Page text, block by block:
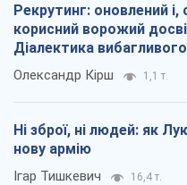
Рекрутинг: оновлений і,
корисний ворожий
Діалектика
Олександр Кірш 1,1 т.
Ні зброї, ні людей: як
нову армію
Ігар Тишкевич 16,4 т.